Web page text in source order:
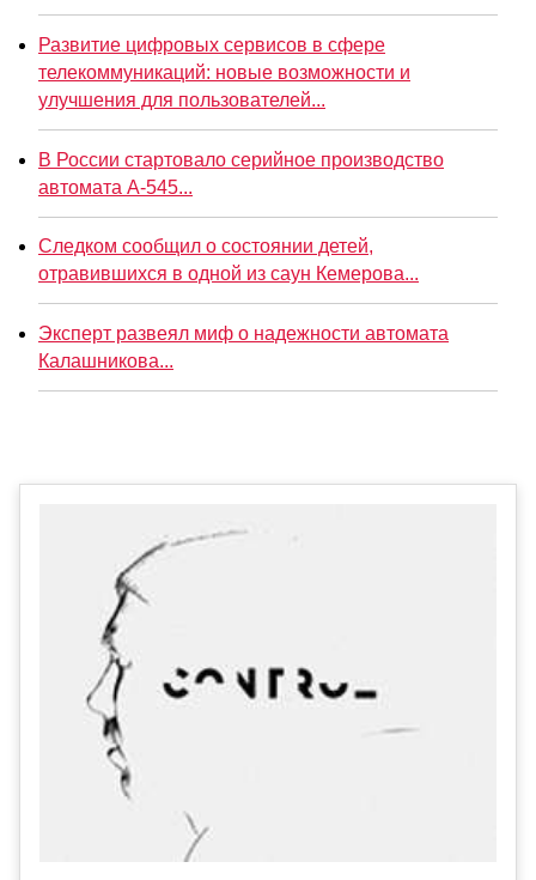
Развитие цифровых сервисов в сфере
телекоммуникаций: новые возможности и
улучшения для пользователей...
В России стартовало серийное производство
автомата А-545...
Следком сообщил о состоянии детей,
отравившихся в одной из саун Кемерова...
Эксперт развеял миф о надежности автомата
Калашникова...